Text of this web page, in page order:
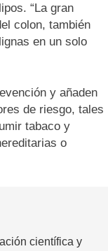
“La gran
colon, también
en un solo
y añaden
de riesgo, tales
tabaco y
o
científica y